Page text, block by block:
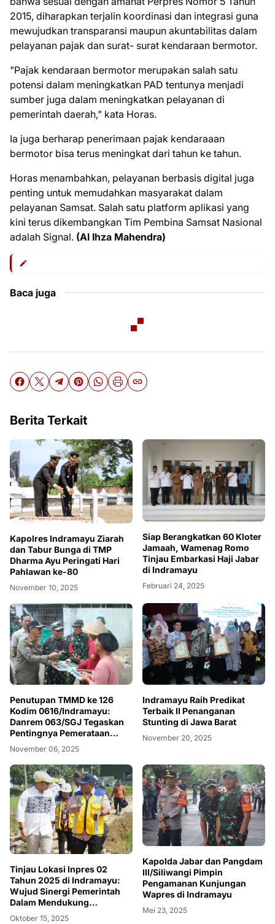
2015, diharapkan terjalin koordinasi dan integrasi guna
mewujudkan transparansi maupun akuntabilitas dalam
pelayanan pajak dan surat- surat kendaraan bermotor.
"Pajak kendaraan bermotor merupakan salah satu
potensi dalam meningkatkan PAD tentunya menjadi
sumber juga dalam meningkatkan pelayanan di
pemerintah daerah," kata Horas.
Ia juga berharap penerimaan pajak kendaraaan
bermotor bisa terus meningkat dari tahun ke tahun.
Horas menambahkan, pelayanan berbasis digital juga
penting untuk memudahkan masyarakat dalam
pelayanan Samsat. Salah satu platform aplikasi yang
kini terus dikembangkan Tim Pembina Samsat Nasional
adalah Signal. (Al Ihza Mahendra)
Baca juga
Berita Terkait
Kapolres Indramayu Ziarah
dan Tabur Bunga di TMP
Dharma Ayu Peringati Hari
Pahlawan ke-80
November 10, 2025
Siap Berangkatkan 60 Kloter
Jamaah, Wamenag Romo
Tinjau Embarkasi Haji Jabar
di Indramayu
Februari 24, 2025
Penutupan TMMD ke 126
Kodim 0616/Indramayu:
Danrem 063/SGJ Tegaskan
Pentingnya Pemerataan
Pembangunan
November 06, 2025
Indramayu Raih Predikat
Terbaik II Penanganan
Stunting di Jawa Barat
November 20, 2025
Tinjau Lokasi Inpres 02
Tahun 2025 di Indramayu:
Wujud Sinergi Pemerintah
Dalam Mendukung
Swasembada Pangan
Oktober 15, 2025
Kapolda Jabar dan Pangdam
III/Siliwangi Pimpin
Pengamanan Kunjungan
Wapres di Indramayu
Mei 23, 2025